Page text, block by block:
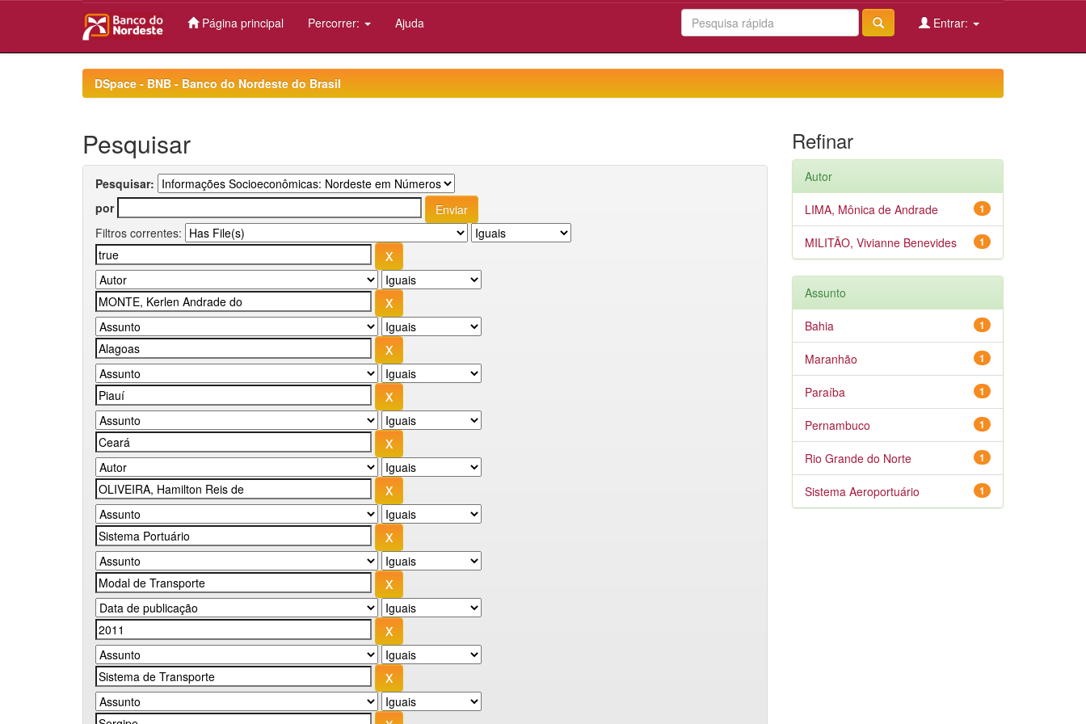
Página principal Percorrer: Ajuda Entrar:
DSpace - BNB - Banco do Nordeste do Brasil
Pesquisar
Pesquisar:
por
Filtros correntes:
Refinar
Autor
1
LIMA, Mônica de Andrade
1
MILITÃO, Vivianne Benevides
Assunto
1
Bahia
1
Maranhão
1
Paraíba
1
Pernambuco
1
Rio Grande do Norte
1
Sistema Aeroportuário